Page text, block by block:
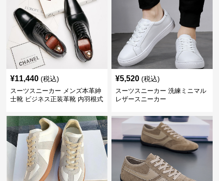
¥11,440 (税込)
スーツスニーカー メンズ本革紳
士靴 ビジネス正装革靴 内羽根式
¥5,520 (税込)
スーツスニーカー 洗練ミニマル
レザースニーカー